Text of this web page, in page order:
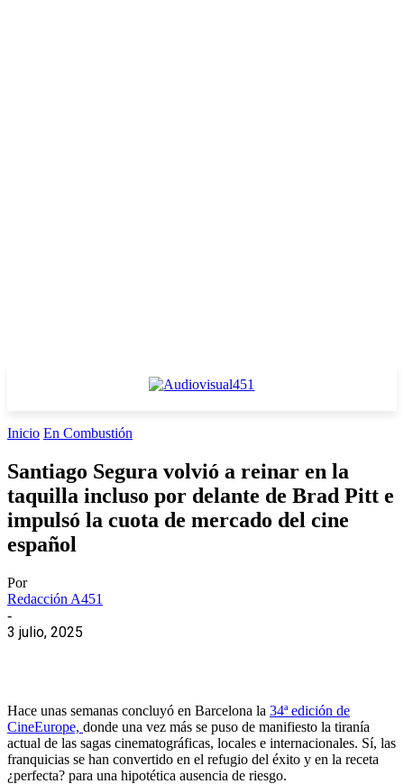
Inicio En Combustión
Santiago Segura volvió a reinar en la
taquilla incluso por delante de Brad Pitt e
impulsó la cuota de mercado del cine
español
Por
Redacción A451
-
3 julio, 2025
Hace unas semanas concluyó en Barcelona la 34ª edición de
CineEurope, donde una vez más se puso de manifiesto la tiranía
actual de las sagas cinematográficas, locales e internacionales. Sí, las
franquicias se han convertido en el refugio del éxito y en la receta
¿perfecta? para una hipotética ausencia de riesgo.